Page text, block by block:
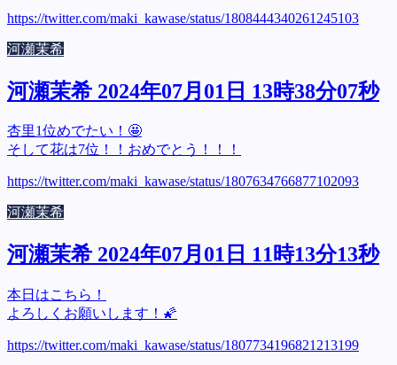
https://twitter.com/maki_kawase/status/1808444340261245103
河瀬茉希
河瀬茉希 2024年07月01日 13時38分07秒
杏里1位めでたい！🤩
そして花は7位！！おめでとう！！！
https://twitter.com/maki_kawase/status/1807634766877102093
河瀬茉希
河瀬茉希 2024年07月01日 11時13分13秒
本日はこちら！
よろしくお願いします！🌠
https://twitter.com/maki_kawase/status/1807734196821213199